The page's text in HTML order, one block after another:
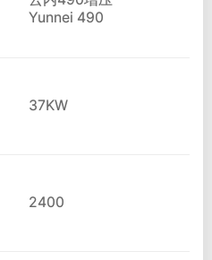
Yunnei 490
37KW
2400